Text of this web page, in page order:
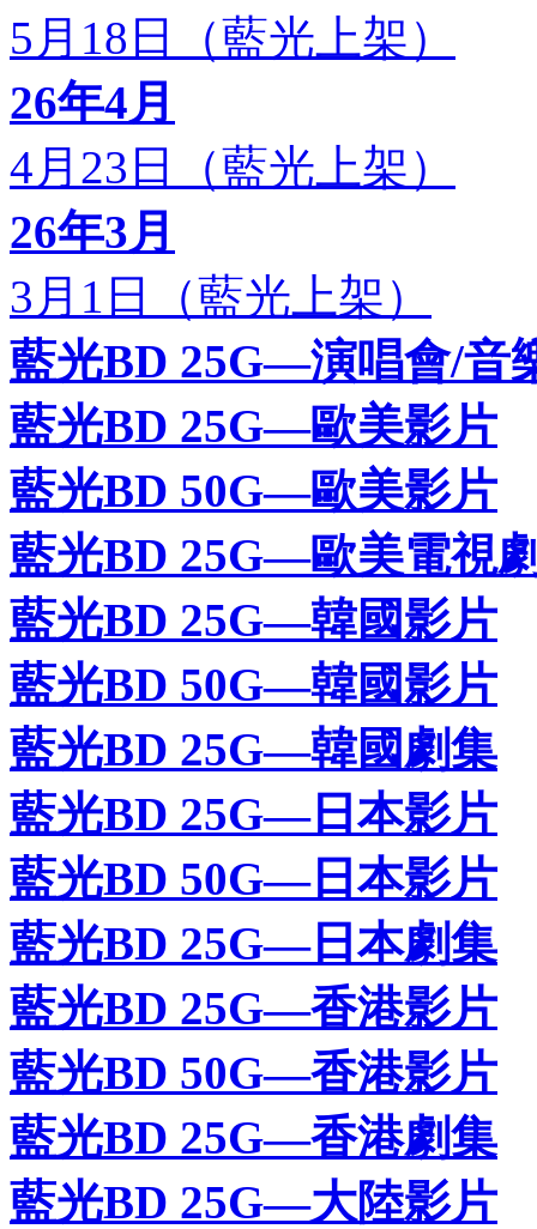
5月18日（藍光上架）
26年4月
4月23日（藍光上架）
26年3月
3月1日（藍光上架）
藍光BD 25G—演唱會/音
藍光BD 25G—歐美影片
藍光BD 50G—歐美影片
藍光BD 25G—歐美電視
藍光BD 25G—韓國影片
藍光BD 50G—韓國影片
藍光BD 25G—韓國劇集
藍光BD 25G—日本影片
藍光BD 50G—日本影片
藍光BD 25G—日本劇集
藍光BD 25G—香港影片
藍光BD 50G—香港影片
藍光BD 25G—香港劇集
藍光BD 25G—大陸影片